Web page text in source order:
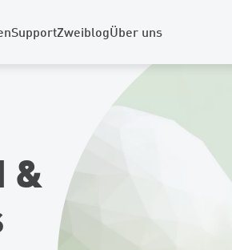
SupportZweiblogÜber uns
&